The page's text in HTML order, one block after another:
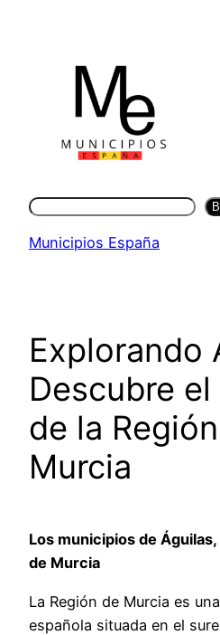
contenido
Buscar
Municipios España
Explorando
Descubre
de la
Murcia
Los municipios de
de Murcia
La Región de Murcia es
española situada en el